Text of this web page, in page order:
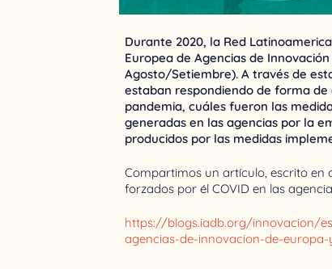
Durante 2020, la Red
Europea de Agencias de
Agosto/Setiembre). A través de
estaban respondiendo de forma
pandemia, cuáles fueron las
generadas en las agencias por la
producidos por las medidas
Compartimos un artículo, escrito en
forzados por él COVID en las
https://blogs.iadb.org/innovacion/
agencias-de-innovacion-de-